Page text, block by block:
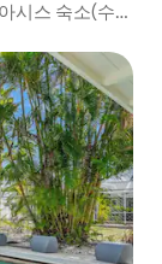
시스 숙소(수영